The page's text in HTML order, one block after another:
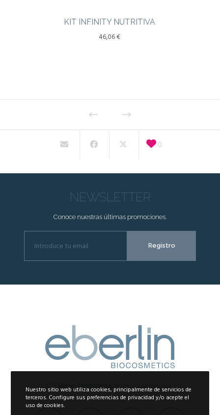
KIT INFINITY NUTRITIVA
46,06€
0
NEWSLETTER
Conoce nuestras últimas promociones.
© 2026 Eberlin Biocosmetics . Nemesis Laboratorios S.L.
Nuestro sitio web utiliza cookies, principalmente de servicios de
terceros. Configure sus preferencias de privacidad y/o acepte el
uso de cookies.